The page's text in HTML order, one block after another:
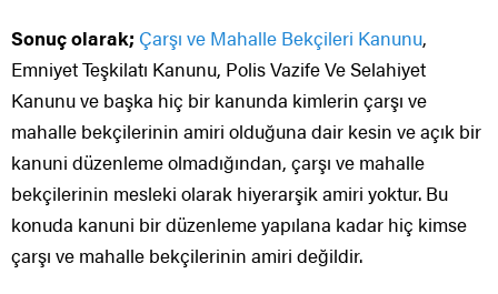
Sonuç olarak; Çarşı ve Mahalle Bekçileri Kanunu,
Emniyet Teşkilatı Kanunu, Polis Vazife Ve Selahiyet
Kanunu ve başka hiç bir kanunda kimlerin çarşı ve
mahalle bekçilerinin amiri olduğuna dair kesin ve açık bir
kanuni düzenleme olmadığından, çarşı ve mahalle
bekçilerinin mesleki olarak hiyerarşik amiri yoktur. Bu
konuda kanuni bir düzenleme yapılana kadar hiç kimse
çarşı ve mahalle bekçilerinin amiri değildir.